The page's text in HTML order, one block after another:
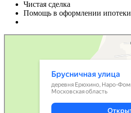
Чистая сделка
Помощь в оформлении ипотеки